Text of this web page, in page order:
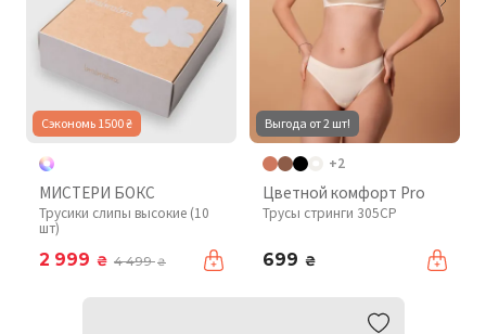
Сэкономь 1500 ₴
МИСТЕРИ БОКС
Трусики слипы высокие (10
шт)
2 999 ₴ 4 499₴
Выгода от 2 шт!
+2
Цветной комфорт Pro
Трусы стринги 305CP
699 ₴